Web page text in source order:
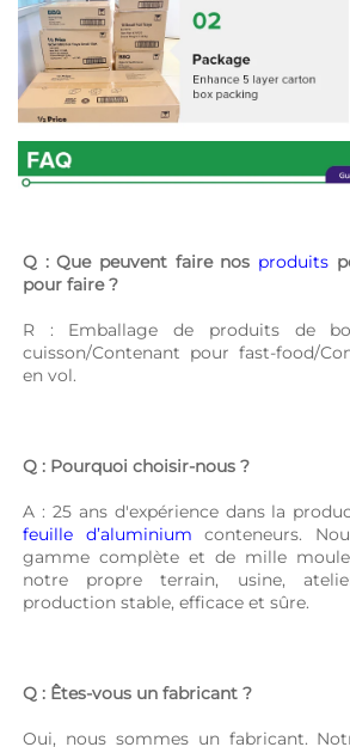
Q : Que peuvent faire nos produits
pour faire ?
R : Emballage de produits de
cuisson/Contenant pour fast-food/
en vol.
Q : Pourquoi choisir-nous ?
feuille d’aluminium conteneurs.
gamme complète et de mille
notre propre terrain, usine,
production stable, efficace et sûre.
Q : Êtes-vous un fabricant ?
Oui, nous sommes un fabricant.